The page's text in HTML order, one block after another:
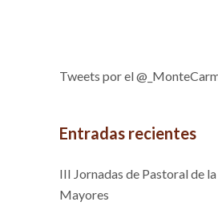
Tweets por el
Entradas recientes
III Jornadas de Pastoral de la
Mayores